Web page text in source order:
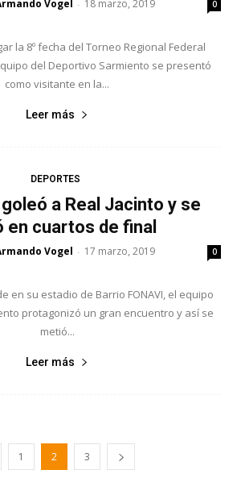
Vogel - 18 marzo, 2019 0
la 8º fecha del Torneo Regional Federal
del Deportivo Sarmiento se presentó
como visitante en la...
Leer más
DEPORTES
a Real Jacinto y se
en cuartos de final
Vogel - 17 marzo, 2019 0
en su estadio de Barrio FONAVI, el equipo
protagonizó un gran encuentro y así se
metió...
Leer más
1 2 3